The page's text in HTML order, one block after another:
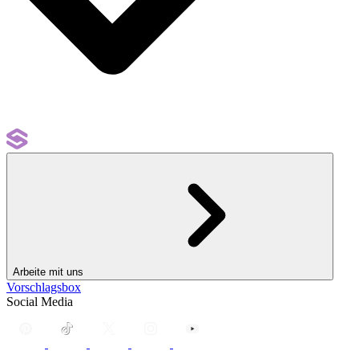
Arbeite mit uns
Vorschlagsbox
Social Media